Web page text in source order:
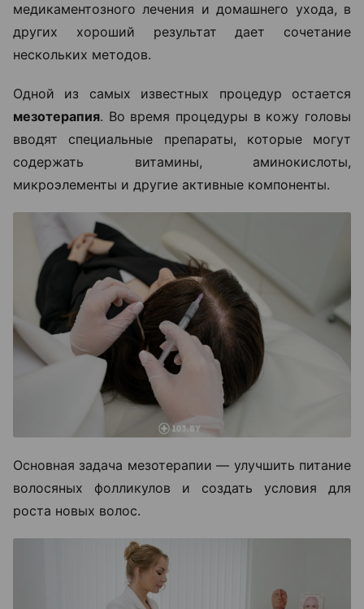
медикаментозного лечения и домашнего ухода, в
других хороший результат дает сочетание
нескольких методов.
Одной из самых известных процедур остается
мезотерапия. Во время процедуры в кожу головы
вводят специальные препараты, которые могут
содержать витамины, аминокислоты,
микроэлементы и другие активные компоненты.
Основная задача мезотерапии — улучшить питание
волосяных фолликулов и создать условия для
роста новых волос.